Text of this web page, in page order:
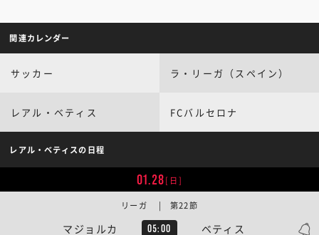
関連カレンダー
サッカー ラ・リーガ（スペイン）
レアル・ベティス FCバルセロナ
レアル・ベティスの日程
01.28[日]
マジョルカ 05:00 ベティス
リーガ | 第22節